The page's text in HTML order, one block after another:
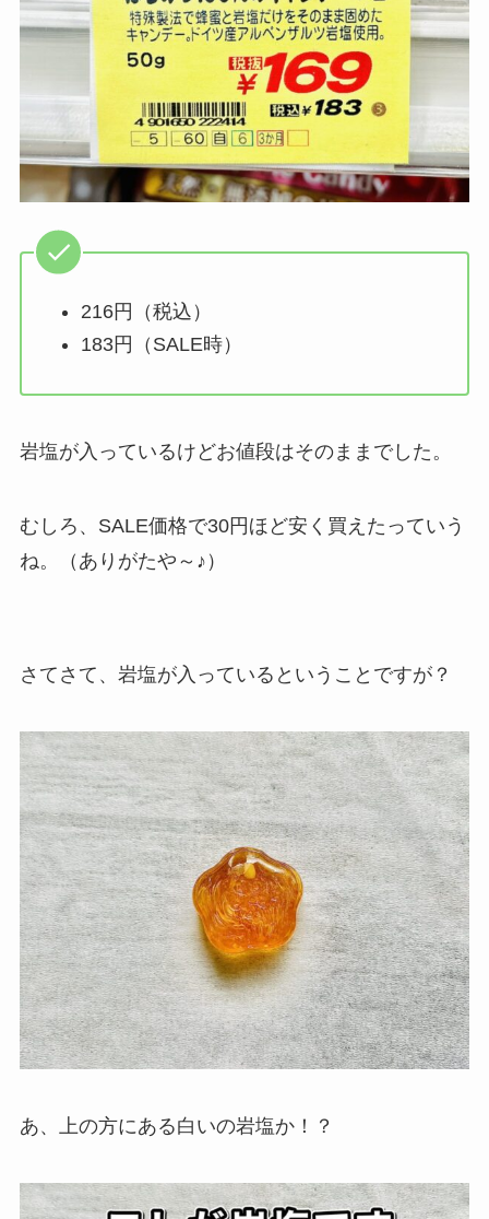
216円（税込）
183円（SALE時）
岩塩が入っているけどお値段はそのままでした。
むしろ、SALE価格で30円ほど安く買えたっていう
ね。（ありがたや～♪）
さてさて、岩塩が入っているということですが？
あ、上の方にある白いの岩塩か！？